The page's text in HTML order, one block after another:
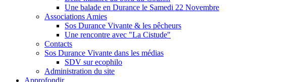
Une balade en Durance le Samedi 22 Novembre
Associations Amies
Sos Durance Vivante & les pêcheurs
Une rencontre avec "La Cistude"
Contacts
Sos Durance Vivante dans les médias
SDV sur ecophilo
Administration du site